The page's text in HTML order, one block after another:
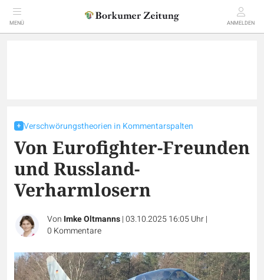
MENÜ ANMELDEN
Verschwörungstheorien in Kommentarspalten
Von Eurofighter-Freunden
und Russland-
Verharmlosern
Von Imke Oltmanns|03.10.2025 16:05 Uhr|
0 Kommentare